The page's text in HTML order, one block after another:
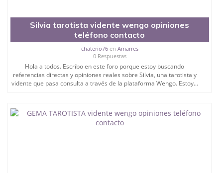
Silvia tarotista vidente wengo opiniones
teléfono contacto
chaterio76en Amarres
0 Respuestas
Hola a todos. Escribo en este foro porque estoy buscando
referencias directas y opiniones reales sobre Silvia, una tarotista y
vidente que pasa consulta a través de la plataforma Wengo. Estoy...